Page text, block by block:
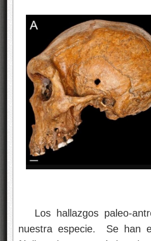
Los hallazgos paleo-
nuestra especie. Se han